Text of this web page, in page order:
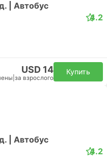
| Автобус
4.2
USD 14
за взрослого
Купить
| Автобус
4.2